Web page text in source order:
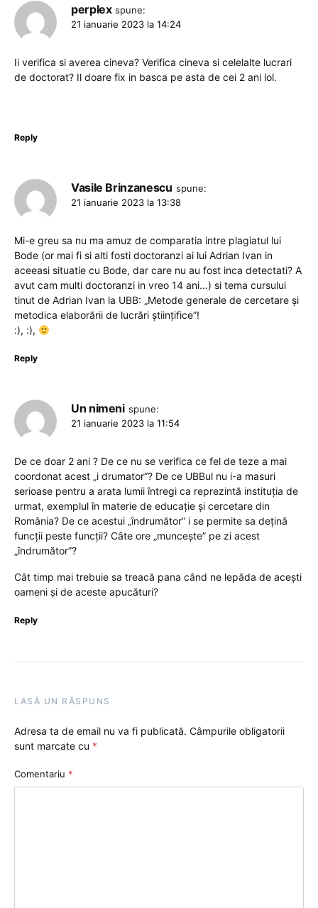
perplex spune:
21 ianuarie 2023 la 14:24
Ii verifica si averea cineva? Verifica cineva si celelalte lucrari
de doctorat? Il doare fix in basca pe asta de cei 2 ani lol.
Reply
Vasile Brinzanescu spune:
21 ianuarie 2023 la 13:38
Mi-e greu sa nu ma amuz de comparatia intre plagiatul lui
Bode (or mai fi si alti fosti doctoranzi ai lui Adrian Ivan in
aceeasi situatie cu Bode, dar care nu au fost inca detectati? A
avut cam multi doctoranzi in vreo 14 ani…) si tema cursului
tinut de Adrian Ivan la UBB: „Metode generale de cercetare și
metodica elaborării de lucrări științifice”!
:), :),
Reply
Un nimeni spune:
21 ianuarie 2023 la 11:54
De ce doar 2 ani ? De ce nu se verifica ce fel de teze a mai
coordonat acest „i drumator”? De ce UBBul nu i-a masuri
serioase pentru a arata lumii întregi ca reprezintă instituția de
urmat, exemplul în materie de educație și cercetare din
România? De ce acestui „îndrumător” i se permite sa dețină
funcții peste funcții? Câte ore „muncește” pe zi acest
„îndrumător”?
Cât timp mai trebuie sa treacă pana când ne lepăda de acești
oameni și de aceste apucături?
Reply
LASĂ UN RĂSPUNS
Adresa ta de email nu va fi publicată. Câmpurile obligatorii
sunt marcate cu *
Comentariu *